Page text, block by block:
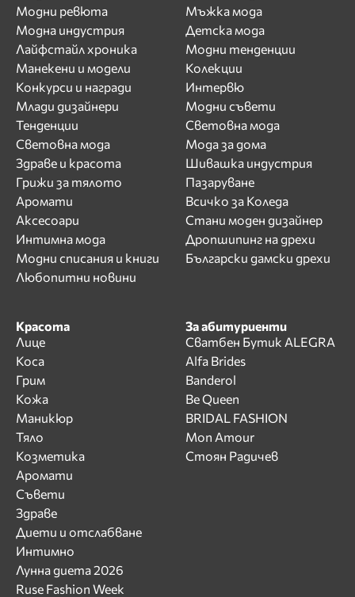
Модни ревюта
Модна индустрия
Лайфстайл хроника
Манекени и модели
Конкурси и награди
Млади дизайнери
Тенденции
Световна мода
Здраве и красота
Грижи за тялото
Аромати
Аксесоари
Интимна мода
Модни списания и книги
Любопитни новини
Мъжка мода
Детска мода
Модни тенденции
Колекции
Интервю
Модни съвети
Световна мода
Мода за дома
Шивашка индустрия
Пазаруване
Всичко за Коледа
Стани моден дизайнер
Дропшипинг на дрехи
Български дамски дрехи
Красота
Лице
Коса
Грим
Кожа
Маникюр
Тяло
Козметика
Аромати
Съвети
Здраве
Диети и отслабване
Интимно
Лунна диета 2026
Ruse Fashion Week
За абитуриенти
Сватбен Бутик ALEGRA
Alfa Brides
Banderol
Be Queen
BRIDAL FASHION
Mon Amour
Стоян Радичев